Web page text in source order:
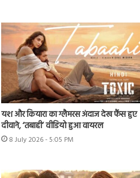
यश और कियारा का ग्लैमरस अंदाज देख फैंस हुए
दीवाने, ‘तबाही’ वीडियो हुआ वायरल
8 July 2026 - 5:05 PM